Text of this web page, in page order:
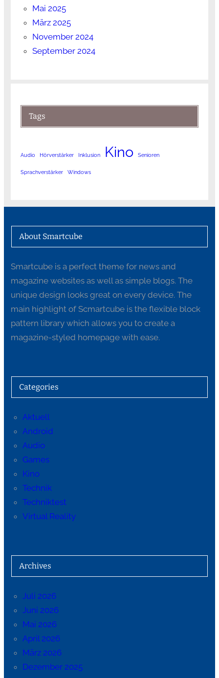
Mai 2025
März 2025
November 2024
September 2024
Tags
Audio Hörverstärker Inklusion Kino Senioren
Sprachverstärker Windows
About Smartcube
Smartcube is a perfect theme for news and
magazine websites as well as simple blogs. The
unique design looks great on every device. The
main highlight of Scmartcube is the flexible block
pattern library which allows you to create a
magazine-styled homepage with ease.
Categories
Aktuell
Android
Audio
Games
Kino
Technik
Techniktest
Virtual Reality
Archives
Juli 2026
Juni 2026
Mai 2026
April 2026
März 2026
Dezember 2025